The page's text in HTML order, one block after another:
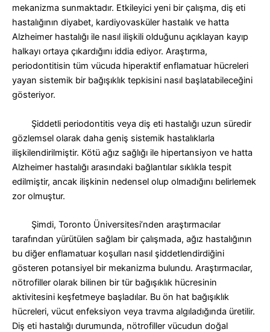
mekanizma sunmaktadır. Etkileyici yeni bir çalışma, diş eti
hastalığının diyabet, kardiyovasküler hastalık ve hatta
Alzheimer hastalığı ile nasıl ilişkili olduğunu açıklayan kayıp
halkayı ortaya çıkardığını iddia ediyor. Araştırma,
periodontitisin tüm vücuda hiperaktif enflamatuar hücreleri
yayan sistemik bir bağışıklık tepkisini nasıl başlatabileceğini
gösteriyor.
Şiddetli periodontitis veya diş eti hastalığı uzun süredir
gözlemsel olarak daha geniş sistemik hastalıklarla
ilişkilendirilmiştir. Kötü ağız sağlığı ile hipertansiyon ve hatta
Alzheimer hastalığı arasındaki bağlantılar sıklıkla tespit
edilmiştir, ancak ilişkinin nedensel olup olmadığını belirlemek
zor olmuştur.
Şimdi, Toronto Üniversitesi’nden araştırmacılar
tarafından yürütülen sağlam bir çalışmada, ağız hastalığının
bu diğer enflamatuar koşulları nasıl şiddetlendirdiğini
gösteren potansiyel bir mekanizma bulundu. Araştırmacılar,
nötrofiller olarak bilinen bir tür bağışıklık hücresinin
aktivitesini keşfetmeye başladılar. Bu ön hat bağışıklık
hücreleri, vücut enfeksiyon veya travma algıladığında üretilir.
Diş eti hastalığı durumunda, nötrofiller vücudun doğal